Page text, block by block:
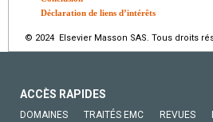
Déclaration de liens d’intérêts
© 2024 Elsevier Masson SAS. Tous droits
ACCÈS RAPIDES
DOMAINES TRAITÉS EMC REVUES